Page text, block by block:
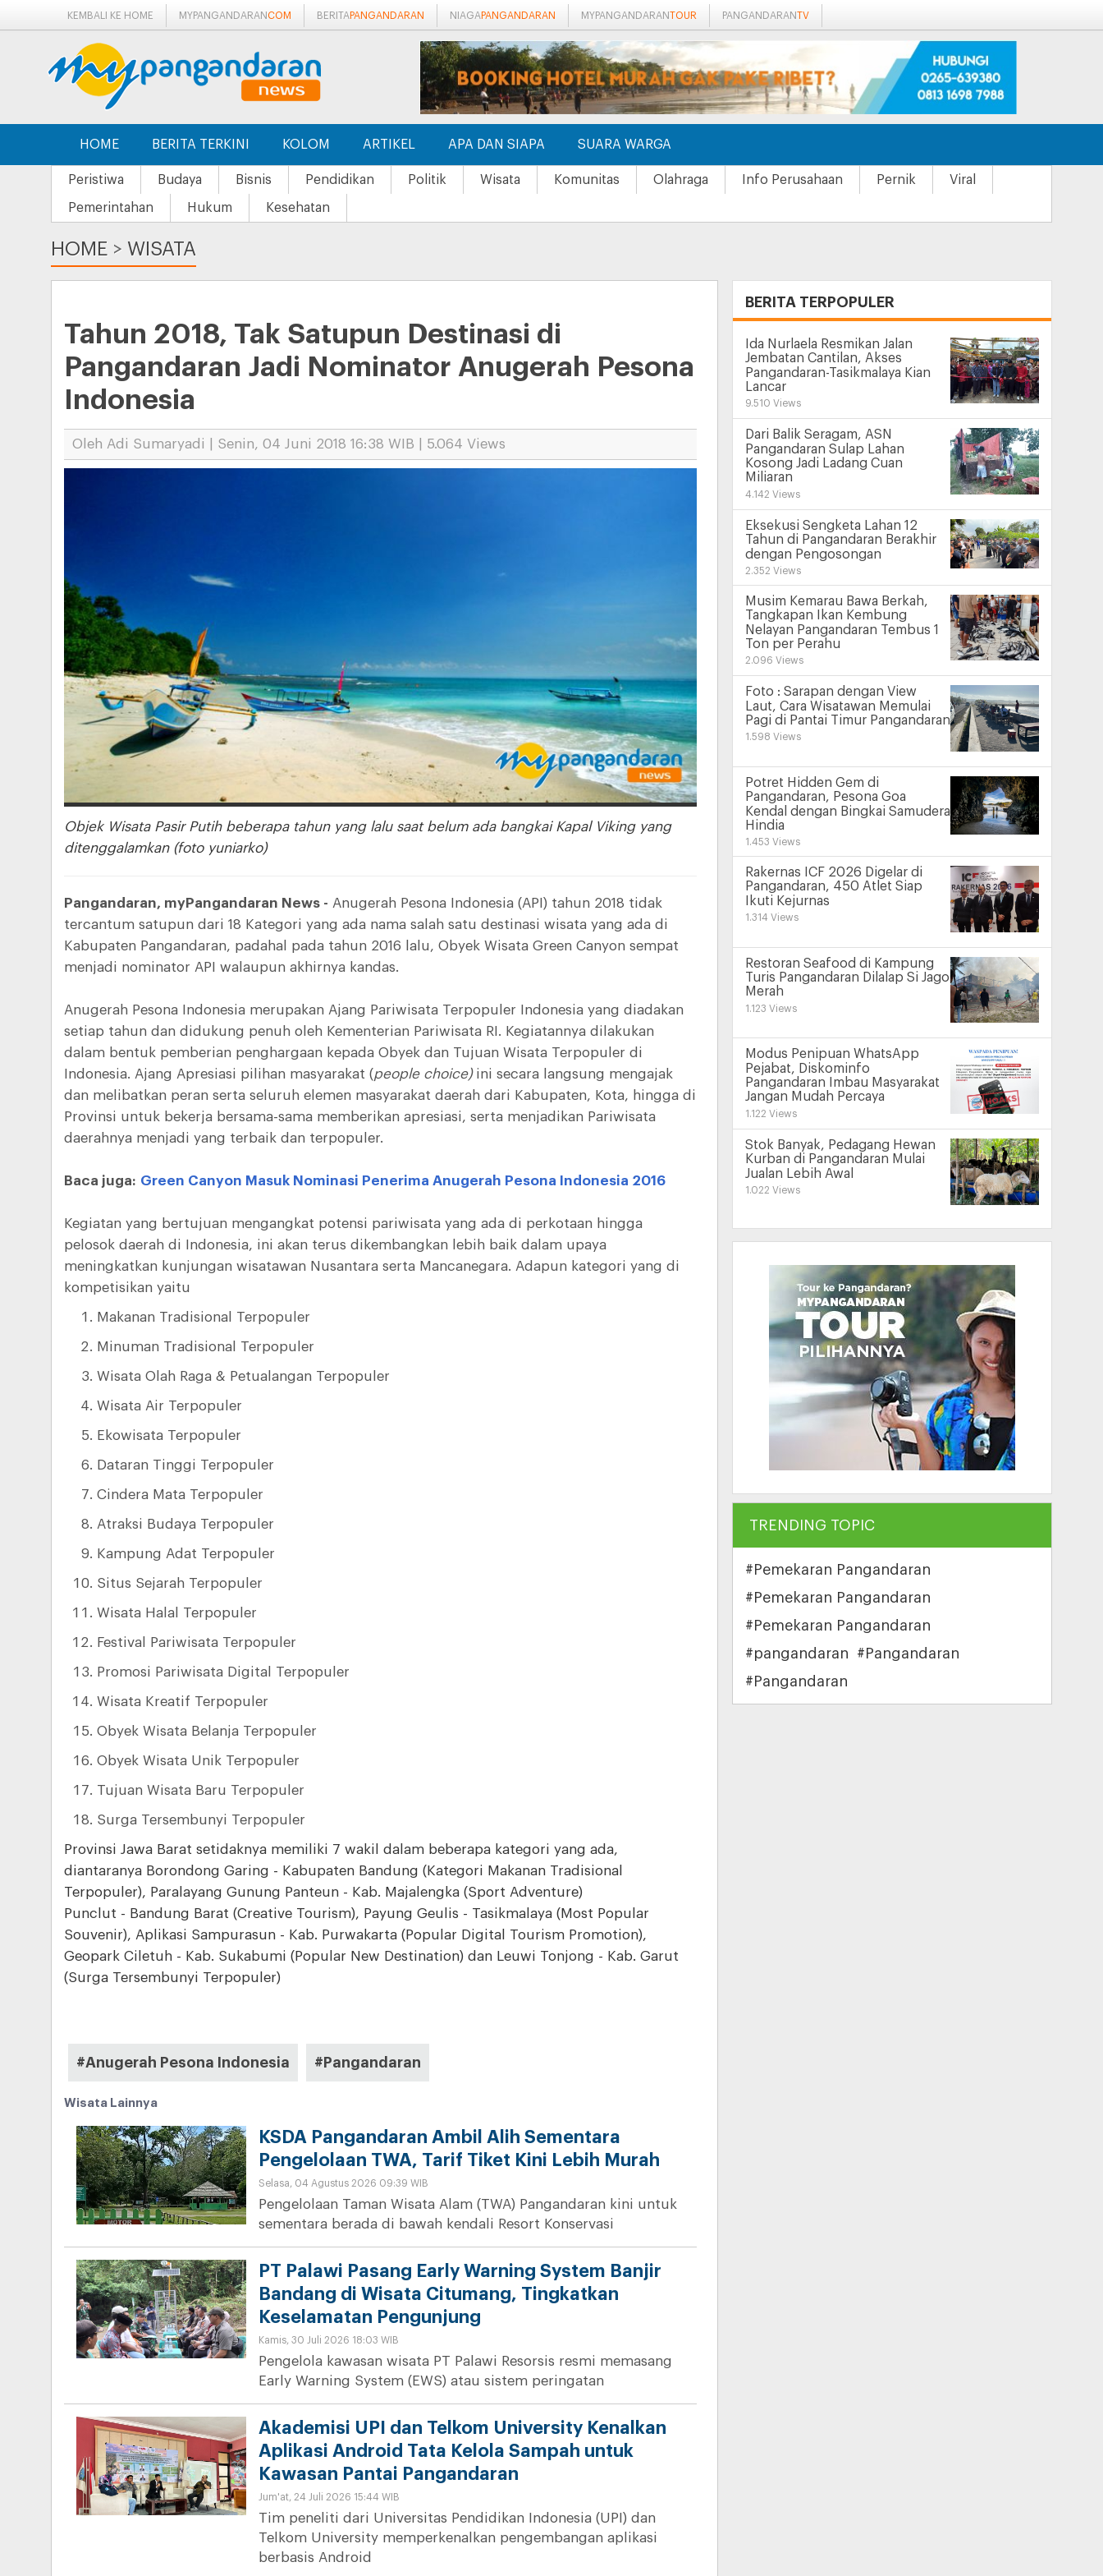
KEMBALI KE HOME MYPANGANDARANCOM BERITA PANGANDARAN NIAGA PANGANDARAN MYPANGANDARANTOUR PANGANDARANTV
HOME BERITA TERKINI KOLOM ARTIKEL APA DAN SIAPA SUARA WARGA
Peristiwa Budaya Bisnis Pendidikan Politik Wisata Komunitas Olahraga Info Perusahaan Pernik Viral
Pemerintahan Hukum Kesehatan
HOME > WISATA
Tahun 2018, Tak Satupun Destinasi di
Pangandaran Jadi Nominator Anugerah Pesona
Indonesia
Oleh Adi Sumaryadi | Senin, 04 Juni 2018 16:38 WIB | 5.064 Views
Objek Wisata Pasir Putih beberapa tahun yang lalu saat belum ada bangkai Kapal Viking yang
ditenggalamkan (foto yuniarko)
Pangandaran, myPangandaran News - Anugerah Pesona Indonesia (API) tahun 2018 tidak
tercantum satupun dari 18 Kategori yang ada nama salah satu destinasi wisata yang ada di
Kabupaten Pangandaran, padahal pada tahun 2016 lalu, Obyek Wisata Green Canyon sempat
menjadi nominator API walaupun akhirnya kandas.
Anugerah Pesona Indonesia merupakan Ajang Pariwisata Terpopuler Indonesia yang diadakan
setiap tahun dan didukung penuh oleh Kementerian Pariwisata RI. Kegiatannya dilakukan
dalam bentuk pemberian penghargaan kepada Obyek dan Tujuan Wisata Terpopuler di
Indonesia. Ajang Apresiasi pilihan masyarakat (people choice) ini secara langsung mengajak
dan melibatkan peran serta seluruh elemen masyarakat daerah dari Kabupaten, Kota, hingga di
Provinsi untuk bekerja bersama-sama memberikan apresiasi, serta menjadikan Pariwisata
daerahnya menjadi yang terbaik dan terpopuler.
Baca juga: Green Canyon Masuk Nominasi Penerima Anugerah Pesona Indonesia 2016
Kegiatan yang bertujuan mengangkat potensi pariwisata yang ada di perkotaan hingga
pelosok daerah di Indonesia, ini akan terus dikembangkan lebih baik dalam upaya
meningkatkan kunjungan wisatawan Nusantara serta Mancanegara. Adapun kategori yang di
kompetisikan yaitu
Makanan Tradisional Terpopuler
Minuman Tradisional Terpopuler
Wisata Olah Raga & Petualangan Terpopuler
Wisata Air Terpopuler
Ekowisata Terpopuler
Dataran Tinggi Terpopuler
Cindera Mata Terpopuler
Atraksi Budaya Terpopuler
Kampung Adat Terpopuler
Situs Sejarah Terpopuler
Wisata Halal Terpopuler
Festival Pariwisata Terpopuler
Promosi Pariwisata Digital Terpopuler
Wisata Kreatif Terpopuler
Obyek Wisata Belanja Terpopuler
Obyek Wisata Unik Terpopuler
Tujuan Wisata Baru Terpopuler
Surga Tersembunyi Terpopuler
Provinsi Jawa Barat setidaknya memiliki 7 wakil dalam beberapa kategori yang ada,
diantaranya Borondong Garing - Kabupaten Bandung (Kategori Makanan Tradisional
Terpopuler), Paralayang Gunung Panteun - Kab. Majalengka (Sport Adventure)
Punclut - Bandung Barat (Creative Tourism), Payung Geulis - Tasikmalaya (Most Popular
Souvenir), Aplikasi Sampurasun - Kab. Purwakarta (Popular Digital Tourism Promotion),
Geopark Ciletuh - Kab. Sukabumi (Popular New Destination) dan Leuwi Tonjong - Kab. Garut
(Surga Tersembunyi Terpopuler)
#Anugerah Pesona Indonesia #Pangandaran
Wisata Lainnya
KSDA Pangandaran Ambil Alih Sementara
Pengelolaan TWA, Tarif Tiket Kini Lebih Murah
Selasa, 04 Agustus 2026 09:39 WIB
Pengelolaan Taman Wisata Alam (TWA) Pangandaran kini untuk
sementara berada di bawah kendali Resort Konservasi
PT Palawi Pasang Early Warning System Banjir
Bandang di Wisata Citumang, Tingkatkan
Keselamatan Pengunjung
Kamis, 30 Juli 2026 18:03 WIB
Pengelola kawasan wisata PT Palawi Resorsis resmi memasang
Early Warning System (EWS) atau sistem peringatan
Akademisi UPI dan Telkom University Kenalkan
Aplikasi Android Tata Kelola Sampah untuk
Kawasan Pantai Pangandaran
Jum'at, 24 Juli 2026 15:44 WIB
Tim peneliti dari Universitas Pendidikan Indonesia (UPI) dan
Telkom University memperkenalkan pengembangan aplikasi
berbasis Android
BERITA TERPOPULER
Ida Nurlaela Resmikan Jalan
Jembatan Cantilan, Akses
Pangandaran-Tasikmalaya Kian
Lancar
9.510 Views
Dari Balik Seragam, ASN
Pangandaran Sulap Lahan
Kosong Jadi Ladang Cuan
Miliaran
4.142 Views
Eksekusi Sengketa Lahan 12
Tahun di Pangandaran Berakhir
dengan Pengosongan
2.352 Views
Musim Kemarau Bawa Berkah,
Tangkapan Ikan Kembung
Nelayan Pangandaran Tembus 1
Ton per Perahu
2.096 Views
Foto : Sarapan dengan View
Laut, Cara Wisatawan Memulai
Pagi di Pantai Timur Pangandaran
1.598 Views
Potret Hidden Gem di
Pangandaran, Pesona Goa
Kendal dengan Bingkai Samudera
Hindia
1.453 Views
Rakernas ICF 2026 Digelar di
Pangandaran, 450 Atlet Siap
Ikuti Kejurnas
1.314 Views
Restoran Seafood di Kampung
Turis Pangandaran Dilalap Si Jago
Merah
1.123 Views
Modus Penipuan WhatsApp
Pejabat, Diskominfo
Pangandaran Imbau Masyarakat
Jangan Mudah Percaya
1.122 Views
Stok Banyak, Pedagang Hewan
Kurban di Pangandaran Mulai
Jualan Lebih Awal
1.022 Views
TRENDING TOPIC
#Pemekaran Pangandaran
#Pemekaran Pangandaran
#Pemekaran Pangandaran
#pangandaran
#Pangandaran
#Pangandaran